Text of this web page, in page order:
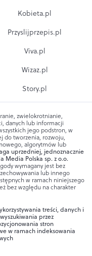
Kobieta.pl
Przyslijprzepis.pl
Viva.pl
Wizaz.pl
Story.pl
zwielokrotnianie,
danych lub informacji
jego podstron, w
do tworzenia, rozwoju,
algorytmów lub
uprzedniej, jednoznacznie
Media Polska sp. z o.o.
wymagany jest bez
lub innego
w ramach niniejszego
bez względu na charakter
treści, danych i
przez
stron
w ramach indeksowania